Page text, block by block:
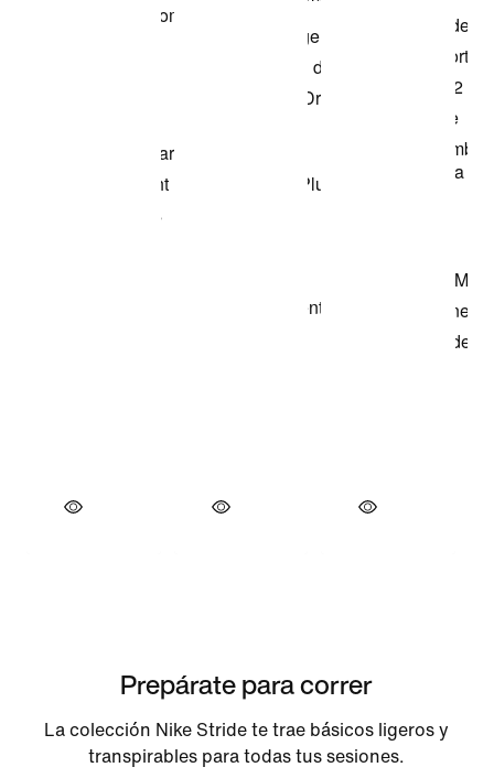
Prepárate para correr
La colección Nike Stride te trae básicos ligeros y
transpirables para todas tus sesiones.